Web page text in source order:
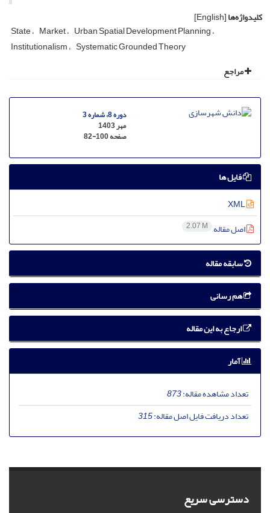
کلیدواژه‌ها[English]
State Market Urban Spatial Development Planning
Institutionalism Systematic Grounded Theory
مراجع
دوره 8، شماره 3
مهر 1403
صفحه82-100
فایل ها
اصل مقاله 2.07 M
سابقه مقاله
هم رسانی
ارجاع به این مقاله
آمار
تعداد مشاهده مقاله:873
تعداد دریافت فایل اصل مقاله:315
دسترسی سریع